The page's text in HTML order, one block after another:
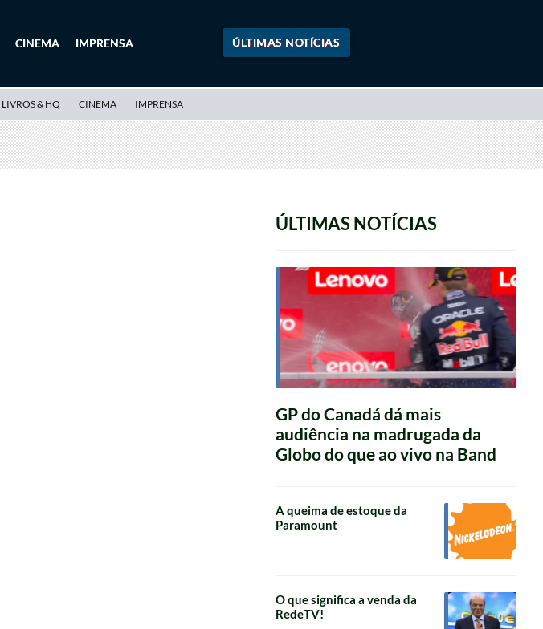
ÚLTIMAS NOTÍCIAS
CINEMA IMPRENSA
LIVROS & HQ CINEMA IMPRENSA
ÚLTIMAS NOTÍCIAS
GP do Canadá dá mais
audiência na madrugada da
Globo do que ao vivo na Band
A queima de estoque da
Paramount
O que significa a venda da
RedeTV!